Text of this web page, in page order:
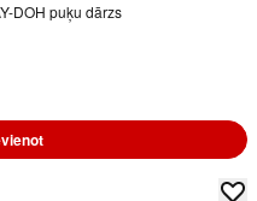
DOH puķu dārzs